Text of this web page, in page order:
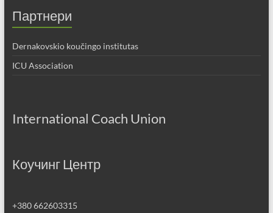
Партнери
Dernakovskio koučingo institutas
ICU Association
International Coach Union
Коучинг Центр
+380 662603315